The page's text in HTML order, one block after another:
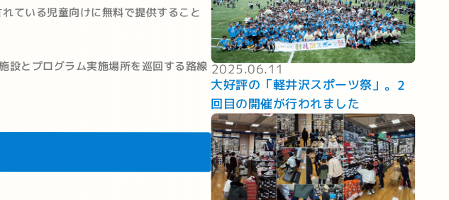
ている児童向けに無料で提供すること
設とプログラム実施場所を巡回する路線 2025.06.11
大好評の「軽井沢スポーツ祭」。2
回目の開催が行われました